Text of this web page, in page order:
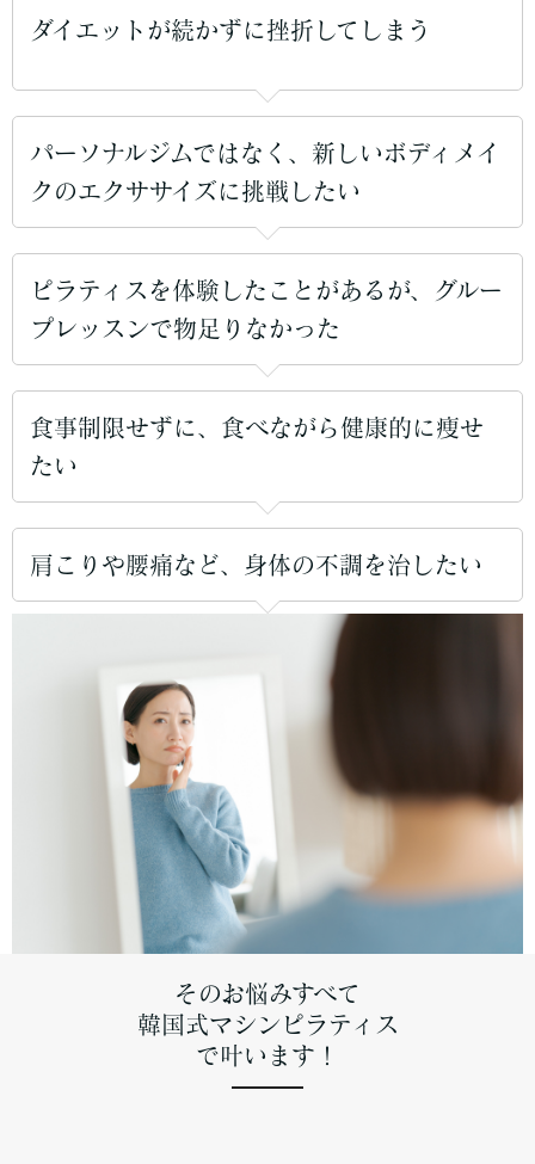
ダイエットが続かずに挫折してしまう
パーソナルジムではなく、新しいボディメイ
クのエクササイズに挑戦したい
ピラティスを体験したことがあるが、グルー
プレッスンで物足りなかった
食事制限せずに、食べながら健康的に痩せ
たい
肩こりや腰痛など、身体の不調を治したい
そのお悩みすべて
韓国式マシンピラティス
で叶います！